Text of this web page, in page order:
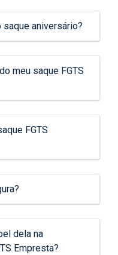
saque aniversário?
meu saque FGTS
FGTS
dela na
Empresta?